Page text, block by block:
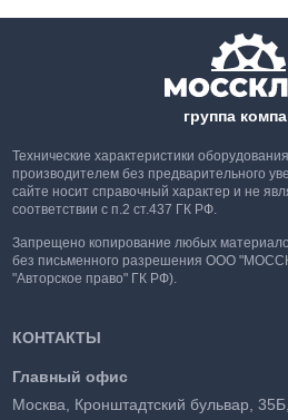
группа
Технические характеристики
производителем без предварительного
сайте носит справочный характер и не
соответствии с п.2 ст.437 ГК РФ.
Запрещено копирование любых
без письменного разрешения ООО
"Авторское право" ГК РФ).
КОНТАКТЫ
Главный офис
Москва, Кронштадтский бульвар,